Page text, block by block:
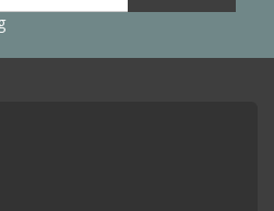
groot babybed
ledikant
klein ledikantje